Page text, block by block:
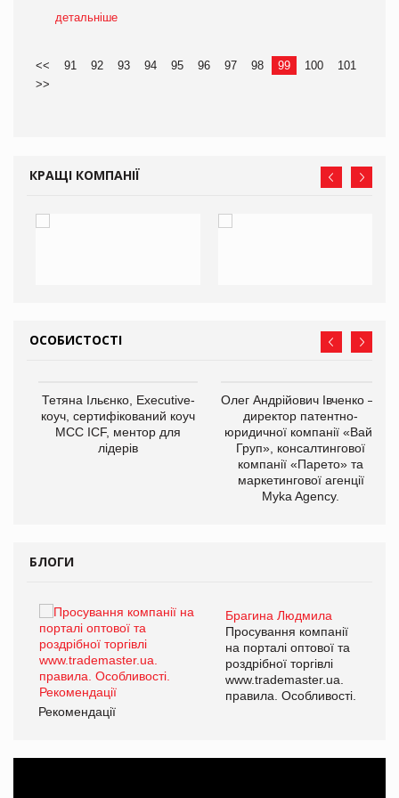
детальніше
<< 91 92 93 94 95 96 97 98 99 100
101
>>
КРАЩІ КОМПАНІЇ
ОСОБИСТОСТІ
Тетяна Ільєнко, Executive-
коуч, сертифікований коуч
МСС ICF, ментор для
лідерів
Олег Андрійович Івченко —
директор патентно-
юридичної компанії «Вайз
Груп», консалтингової
компанії «Парето» та
маркетингової агенції
Myka Agency.
БЛОГИ
Брагина Людмила
Просування компанії
на порталі оптової та
роздрібної торгівлі
www.trademaster.ua.
правила. Особливості.
Рекомендації